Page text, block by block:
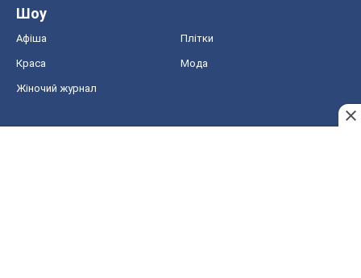
Шоу
Афіша Плітки
Краса Мода
Жіночий журнал